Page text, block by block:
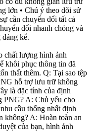
lớn • Chú ý theo dõi sử
cần chuyển đổi tất cả
đổi nhanh chóng và
kể.
chất lượng hình ảnh
khôi phục thông tin đã
thất thêm. Q: Tại sao tệp
hỗ trợ lưu trữ không
là đặc tính của định
PNG? A: Chủ yếu cho
cầu thống nhất định
không? A: Hoàn toàn an
của bạn, hình ảnh